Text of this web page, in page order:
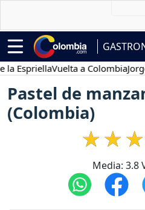
Vuelta a ColombiaJorge
Pastel de
(Colombia)
Media: 3.8